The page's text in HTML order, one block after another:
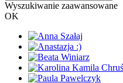
Wyszukiwanie zaawansowane
OK